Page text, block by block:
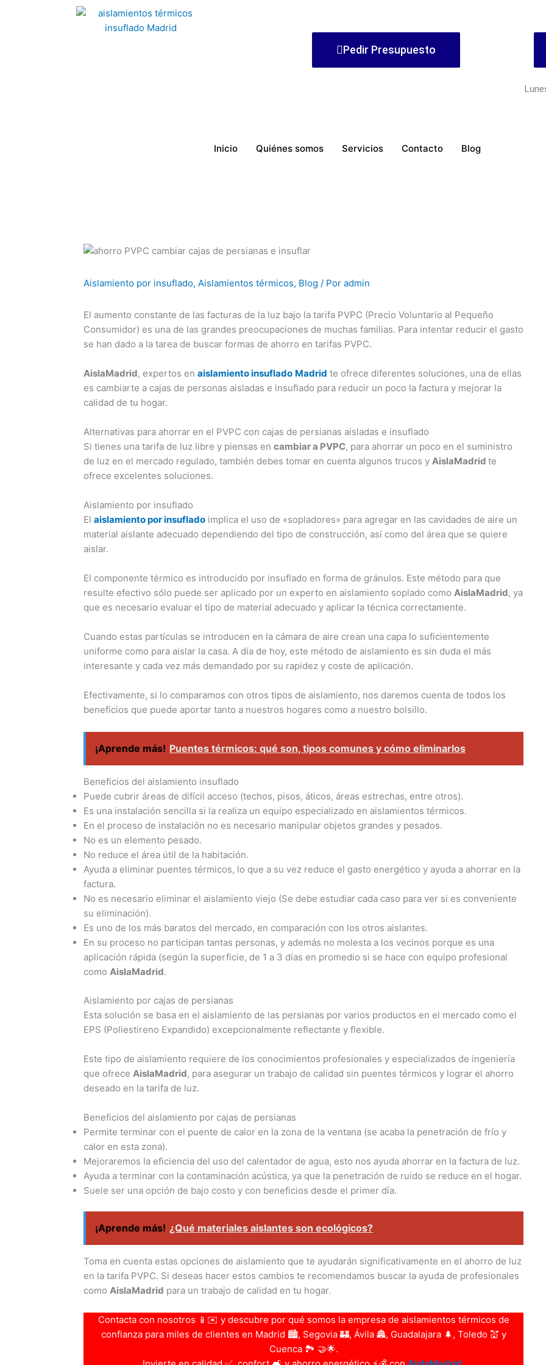
Pedir Presupuesto
Inicio Quiénes somos Servicios Contacto Blog
Aislamiento por insuflado, Aislamientos térmicos, Blog / Por admin
El aumento constante de las facturas de la luz bajo la tarifa PVPC (Precio Voluntario al Pequeño
Consumidor) es una de las grandes preocupaciones de muchas familias. Para intentar reducir el gasto
se han dado a la tarea de buscar formas de ahorro en tarifas PVPC.
AislaMadrid, expertos en aislamiento insuflado Madrid te ofrece diferentes soluciones, una de ellas
es cambiarte a cajas de personas aisladas e insuflado para reducir un poco la factura y mejorar la
calidad de tu hogar.
Alternativas para ahorrar en el PVPC con cajas de persianas aisladas e insuflado
Si tienes una tarifa de luz libre y piensas en cambiar a PVPC, para ahorrar un poco en el suministro
de luz en el mercado regulado, también debes tomar en cuenta algunos trucos y AislaMadrid te
ofrece excelentes soluciones.
Aislamiento por insuflado
El aislamiento por insuflado implica el uso de «sopladores» para agregar en las cavidades de aire un
material aislante adecuado dependiendo del tipo de construcción, así como del área que se quiere
aislar.
El componente térmico es introducido por insuflado en forma de gránulos. Este método para que
resulte efectivo sólo puede ser aplicado por un experto en aislamiento soplado como AislaMadrid, ya
que es necesario evaluar el tipo de material adecuado y aplicar la técnica correctamente.
Cuando estas partículas se introducen en la cámara de aire crean una capa lo suficientemente
uniforme como para aislar la casa. A día de hoy, este método de aislamiento es sin duda el más
interesante y cada vez más demandado por su rapidez y coste de aplicación.
Efectivamente, si lo comparamos con otros tipos de aislamiento, nos daremos cuenta de todos los
beneficios que puede aportar tanto a nuestros hogares como a nuestro bolsillo.
¡Aprende más! Puentes térmicos: qué son, tipos comunes y cómo eliminarlos
Beneficios del aislamiento insuflado
Puede cubrir áreas de difícil acceso (techos, pisos, áticos, áreas estrechas, entre otros).
Es una instalación sencilla si la realiza un equipo especializado en aislamientos térmicos.
En el proceso de instalación no es necesario manipular objetos grandes y pesados.
No es un elemento pesado.
No reduce el área útil de la habitación.
Ayuda a eliminar puentes térmicos, lo que a su vez reduce el gasto energético y ayuda a ahorrar en la
factura.
No es necesario eliminar el aislamiento viejo (Se debe estudiar cada caso para ver si es conveniente
su eliminación).
Es uno de los más baratos del mercado, en comparación con los otros aislantes.
En su proceso no participan tantas personas, y además no molesta a los vecinos porque es una
aplicación rápida (según la superficie, de 1 a 3 días en promedio si se hace con equipo profesional
como AislaMadrid.
Aislamiento por cajas de persianas
Esta solución se basa en el aislamiento de las persianas por varios productos en el mercado como el
EPS (Poliestireno Expandido) excepcionalmente reflectante y flexible.
Este tipo de aislamiento requiere de los conocimientos profesionales y especializados de ingeniería
que ofrece AislaMadrid, para asegurar un trabajo de calidad sin puentes térmicos y lograr el ahorro
deseado en la tarifa de luz.
Beneficios del aislamiento por cajas de persianas
Permite terminar con el puente de calor en la zona de la ventana (se acaba la penetración de frío y
calor en esta zona).
Mejoraremos la eficiencia del uso del calentador de agua, esto nos ayuda ahorrar en la factura de luz.
Ayuda a terminar con la contaminación acústica, ya que la penetración de ruido se reduce en el hogar.
Suele ser una opción de bajo costo y con beneficios desde el primer día.
¡Aprende más! ¿Qué materiales aislantes son ecológicos?
Toma en cuenta estas opciones de aislamiento que te ayudarán significativamente en el ahorro de luz
en la tarifa PVPC. Si deseas hacer estos cambios te recomendamos buscar la ayuda de profesionales
como AislaMadrid para un trabajo de calidad en tu hogar.
Contacta con nosotros 📱✉️ y descubre por qué somos la empresa de aislamientos térmicos de
confianza para miles de clientes en Madrid 🏙️, Segovia 🏰, Ávila 🏯, Guadalajara 🌲, Toledo 💒 y
Cuenca 🏞️ 🤝🌟.